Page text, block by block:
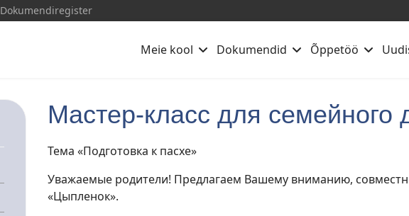
Dokumendiregister
Meie kool Dokumendid Õppetöö
Мастер-класс для семейного
Тема «Подготовка к пасхе»
Уважаемые родители! Предлагаем Вашему вниманию,
«Цыпленок».